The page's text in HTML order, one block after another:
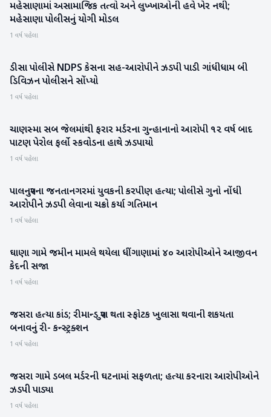
મહેસાણા
મહેસાણામાં અસામાજિક તત્વો અને લુખ્ખાઓની હવે ખેર નથી;
મહેસાણા પોલીસનું યોગી મોડલ
1 વર્ષ પહેલા
બનાસકાંઠા
ડીસા પોલીસે NDPS કેસના સહ-આરોપીને ઝડપી પાડી ગાંધીધામ બી
ડિવિઝન પોલીસને સોંપ્યો
1 વર્ષ પહેલા
પાટણ
ચાણસ્મા સબ જેલમાંથી ફરાર મર્ડરના ગુન્હાનાનો આરોપી ૧૨ વર્ષ બાદ
પાટણ પેરોલ ફર્લો સ્કવોડના હાથે ઝડપાયો
1 વર્ષ પહેલા
બનાસકાંઠા
પાલનપુરના જનતાનગરમાં યુવકની કરપીણ હત્યા; પોલીસે ગુનો નોંધી
આરોપીને ઝડપી લેવાના ચક્રો કર્યા ગતિમાન
1 વર્ષ પહેલા
બનાસકાંઠા
ઘાણા ગામે જમીન મામલે થયેલા ધીંગાણામાં ૪૦ આરોપીઓને આજીવન
કેદની સજા
1 વર્ષ પહેલા
બનાસકાંઠા
જસરા હત્યા કાંડ; રીમાન્ડ પુરા થતા સ્ફોટક ખુલાસા થવાની શકયતા
બનાવનું રી- કન્સ્ટ્રક્શન
1 વર્ષ પહેલા
બનાસકાંઠા
જસરા ગામે ડબલ મર્ડરની ઘટનામાં સફળતા; હત્યા કરનારા આરોપીઓને
ઝડપી પાડ્યા
1 વર્ષ પહેલા